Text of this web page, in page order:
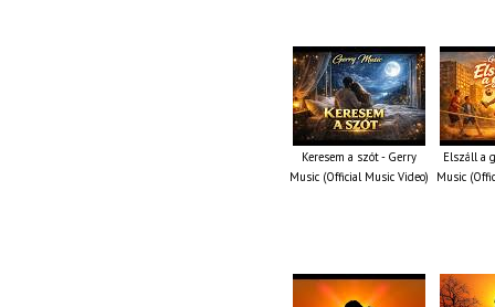
Keresem a szót - Gerry
Music (Official Music Video)
Elszáll a
Music